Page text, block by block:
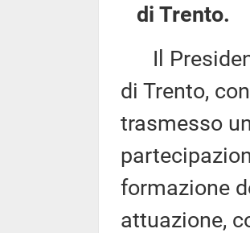
di Trento.
Il
di Trento,
trasmesso
formazione
attuazione,